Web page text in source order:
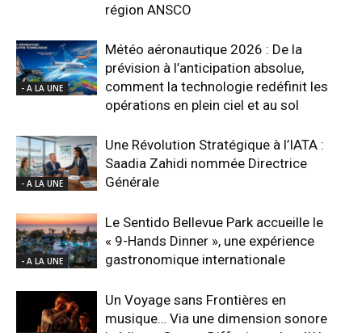
région ANSCO
- A LA UNE
Météo aéronautique 2026 : De la
prévision à l’anticipation absolue,
comment la technologie redéfinit les
opérations en plein ciel et au sol
- A LA UNE
Une Révolution Stratégique à l’IATA :
Saadia Zahidi nommée Directrice
Générale
- A LA UNE
Le Sentido Bellevue Park accueille le
« 9-Hands Dinner », une expérience
gastronomique internationale
Un Voyage sans Frontières en
musique… Via une dimension sonore